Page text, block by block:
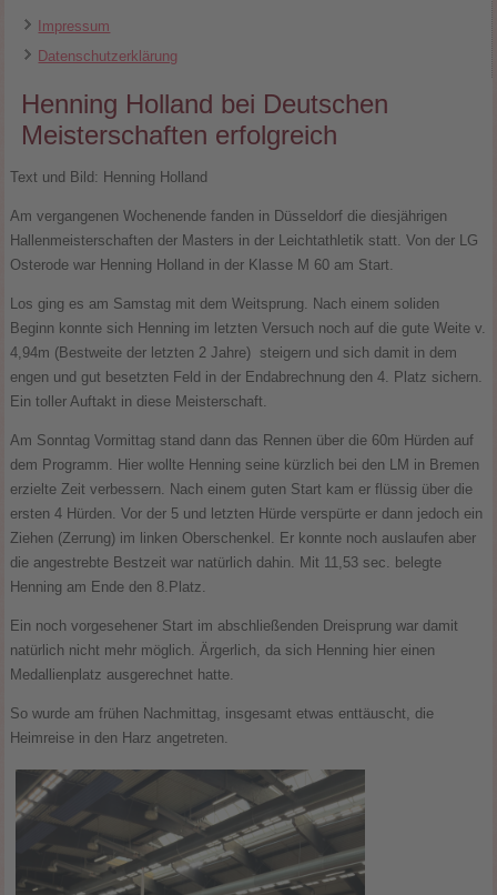
Impressum
Datenschutzerklärung
Henning Holland bei Deutschen
Meisterschaften erfolgreich
Text und Bild: Henning Holland
Am vergangenen Wochenende fanden in Düsseldorf die diesjährigen
Hallenmeisterschaften der Masters in der Leichtathletik statt. Von der LG
Osterode war Henning Holland in der Klasse M 60 am Start.
Los ging es am Samstag mit dem Weitsprung. Nach einem soliden
Beginn konnte sich Henning im letzten Versuch noch auf die gute Weite v.
4,94m (Bestweite der letzten 2 Jahre) steigern und sich damit in dem
engen und gut besetzten Feld in der Endabrechnung den 4. Platz sichern.
Ein toller Auftakt in diese Meisterschaft.
Am Sonntag Vormittag stand dann das Rennen über die 60m Hürden auf
dem Programm. Hier wollte Henning seine kürzlich bei den LM in Bremen
erzielte Zeit verbessern. Nach einem guten Start kam er flüssig über die
ersten 4 Hürden. Vor der 5 und letzten Hürde verspürte er dann jedoch ein
Ziehen (Zerrung) im linken Oberschenkel. Er konnte noch auslaufen aber
die angestrebte Bestzeit war natürlich dahin. Mit 11,53 sec. belegte
Henning am Ende den 8.Platz.
Ein noch vorgesehener Start im abschließenden Dreisprung war damit
natürlich nicht mehr möglich. Ärgerlich, da sich Henning hier einen
Medallienplatz ausgerechnet hatte.
So wurde am frühen Nachmittag, insgesamt etwas enttäuscht, die
Heimreise in den Harz angetreten.